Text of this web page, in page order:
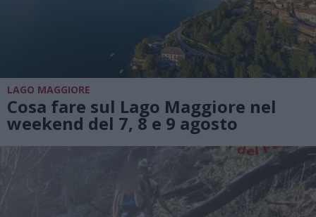
LAGO MAGGIORE
Cosa fare sul Lago Maggiore nel
weekend del 7, 8 e 9 agosto